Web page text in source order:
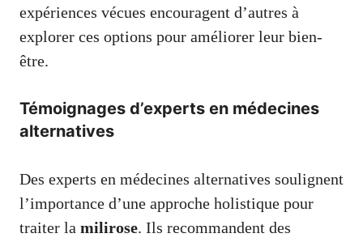
expériences vécues encouragent d’autres à
explorer ces options pour améliorer leur bien-
être.
Témoignages d’experts en médecines
alternatives
Des experts en médecines alternatives soulignent
l’importance d’une approche holistique pour
traiter la milirose. Ils recommandent des